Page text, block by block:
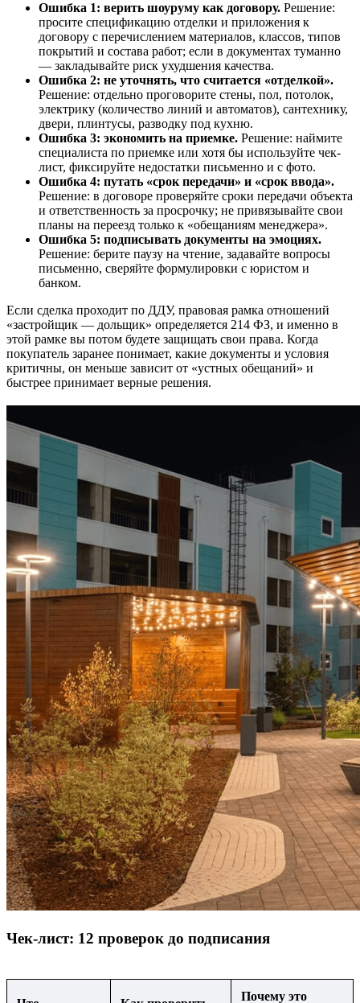
Ошибка 1: верить шоуруму как договору. Решение:
просите спецификацию отделки и приложения к
договору с перечислением материалов, классов, типов
покрытий и состава работ; если в документах туманно
— закладывайте риск ухудшения качества.
Ошибка 2: не уточнять, что считается «отделкой».
Решение: отдельно проговорите стены, пол, потолок,
электрику (количество линий и автоматов), сантехнику,
двери, плинтусы, разводку под кухню.
Ошибка 3: экономить на приемке. Решение: наймите
специалиста по приемке или хотя бы используйте чек-
лист, фиксируйте недостатки письменно и с фото.
Ошибка 4: путать «срок передачи» и «срок ввода».
Решение: в договоре проверяйте сроки передачи объекта
и ответственность за просрочку; не привязывайте свои
планы на переезд только к «обещаниям менеджера».
Ошибка 5: подписывать документы на эмоциях.
Решение: берите паузу на чтение, задавайте вопросы
письменно, сверяйте формулировки с юристом и
банком.
Если сделка проходит по ДДУ, правовая рамка отношений
«застройщик — дольщик» определяется 214 ФЗ, и именно в
этой рамке вы потом будете защищать свои права. Когда
покупатель заранее понимает, какие документы и условия
критичны, он меньше зависит от «устных обещаний» и
быстрее принимает верные решения.
Чек-лист: 12 проверок до подписания
Почему это